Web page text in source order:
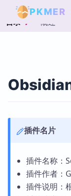
PKMER
目录 概述
插件名片
插件名称：
插件作者：
插件说明：